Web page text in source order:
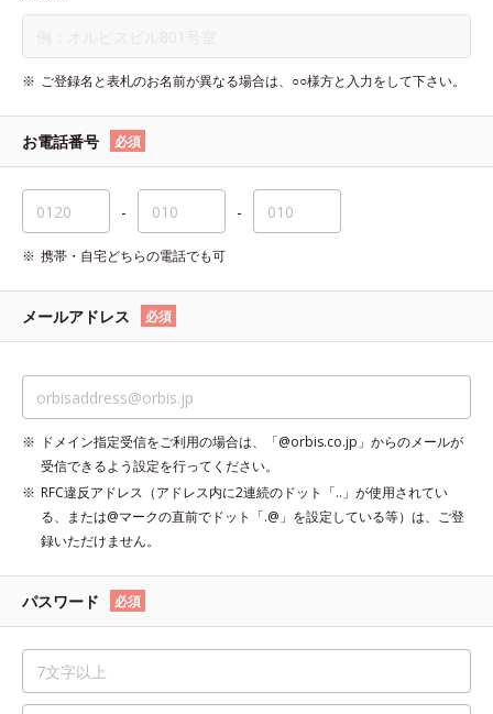
ご登録名と表札のお名前が異なる場合は、○○様方と入力をして下さい。
お電話番号 必須
- -
携帯・自宅どちらの電話でも可
メールアドレス 必須
ドメイン指定受信をご利用の場合は、「@orbis.co.jp」からのメールが
受信できるよう設定を行ってください。
RFC違反アドレス（アドレス内に2連続のドット「..」が使用されてい
る、または@マークの直前でドット「.@」を設定している等）は、ご登
録いただけません。
パスワード 必須